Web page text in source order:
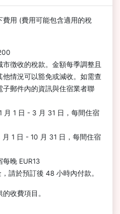
用 (費用可能包含適用的稅
徴收的稅款。金額每季調整且
情況可以豁免或減收。如需查
郵件內的資訊與住宿業者聯
月 1 日 - 3 月 31 日，每間住宿
1 日 - 10 月 31 日，每間住宿
晚 EUR13
請於預訂後 48 小時內付款。
收費項目。